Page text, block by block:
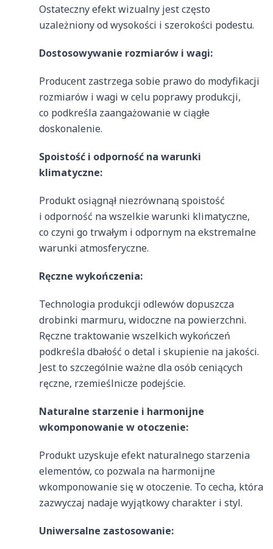
Ostateczny efekt wizualny jest często
uzależniony od wysokości i szerokości podestu.
Dostosowywanie rozmiarów i wagi:
Producent zastrzega sobie prawo do modyfikacji
rozmiarów i wagi w celu poprawy produkcji,
co podkreśla zaangażowanie w ciągłe
doskonalenie.
Spoistość i odporność na warunki
klimatyczne:
Produkt osiągnął niezrównaną spoistość
i odporność na wszelkie warunki klimatyczne,
co czyni go trwałym i odpornym na ekstremalne
warunki atmosferyczne.
Ręczne wykończenia:
Technologia produkcji odlewów dopuszcza
drobinki marmuru, widoczne na powierzchni.
Ręczne traktowanie wszelkich wykończeń
podkreśla dbałość o detal i skupienie na jakości.
Jest to szczególnie ważne dla osób ceniących
ręczne, rzemieślnicze podejście.
Naturalne starzenie i harmonijne
wkomponowanie w otoczenie:
Produkt uzyskuje efekt naturalnego starzenia
elementów, co pozwala na harmonijne
wkomponowanie się w otoczenie. To cecha, która
zazwyczaj nadaje wyjątkowy charakter i styl.
Uniwersalne zastosowanie: